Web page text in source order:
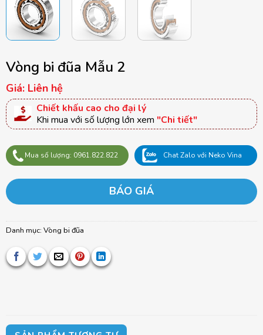
Vòng bi đũa Mẫu 2
Giá: Liên hệ
Chiết khấu cao cho đại lý
Khi mua với số lượng lớn xem "Chi tiết"
Mua số lượng: 0961.822.822 Chat Zalo với Neko Vina
BÁO GIÁ
Danh mục: Vòng bi đũa